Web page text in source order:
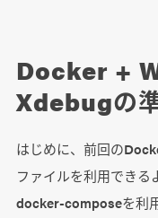
Docker +
Xdebugの
はじめに、前回の
ファイルを利用できる
docker-composeを利